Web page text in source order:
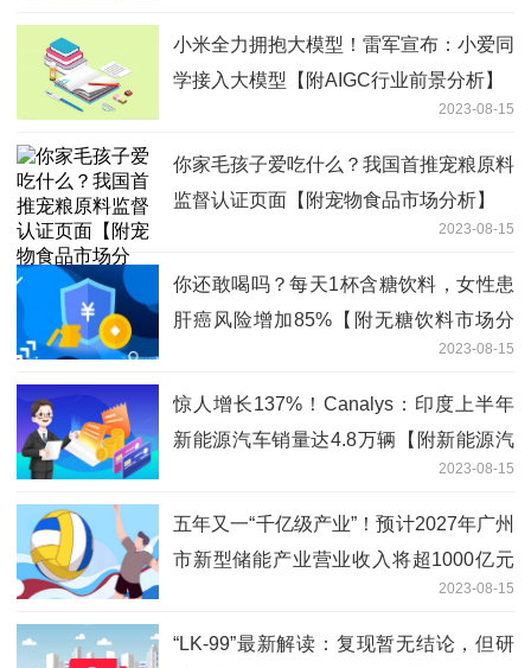
小米全力拥抱大模型！雷军宣布：小爱同
学接入大模型【附AIGC行业前景分析】
2023-08-15
你家毛孩子爱吃什么？我国首推宠粮原料
监督认证页面【附宠物食品市场分析】
2023-08-15
你还敢喝吗？每天1杯含糖饮料，女性患
肝癌风险增加85%【附无糖饮料市场分
2023-08-15
惊人增长137%！Canalys：印度上半年
新能源汽车销量达4.8万辆【附新能源汽
2023-08-15
五年又一“千亿级产业”！预计2027年广州
市新型储能产业营业收入将超1000亿元
2023-08-15
“LK-99”最新解读：复现暂无结论，但研